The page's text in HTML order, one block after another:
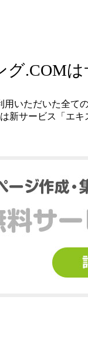
グ.COM
用いただいた全て
新サービス「エ